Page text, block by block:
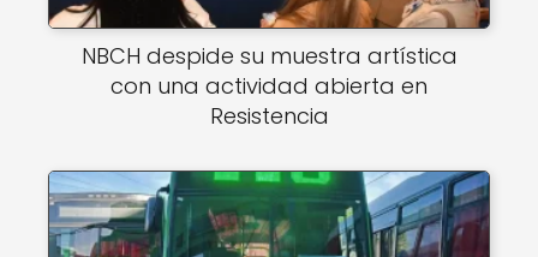
NBCH despide su muestra artística
con una actividad abierta en
Resistencia